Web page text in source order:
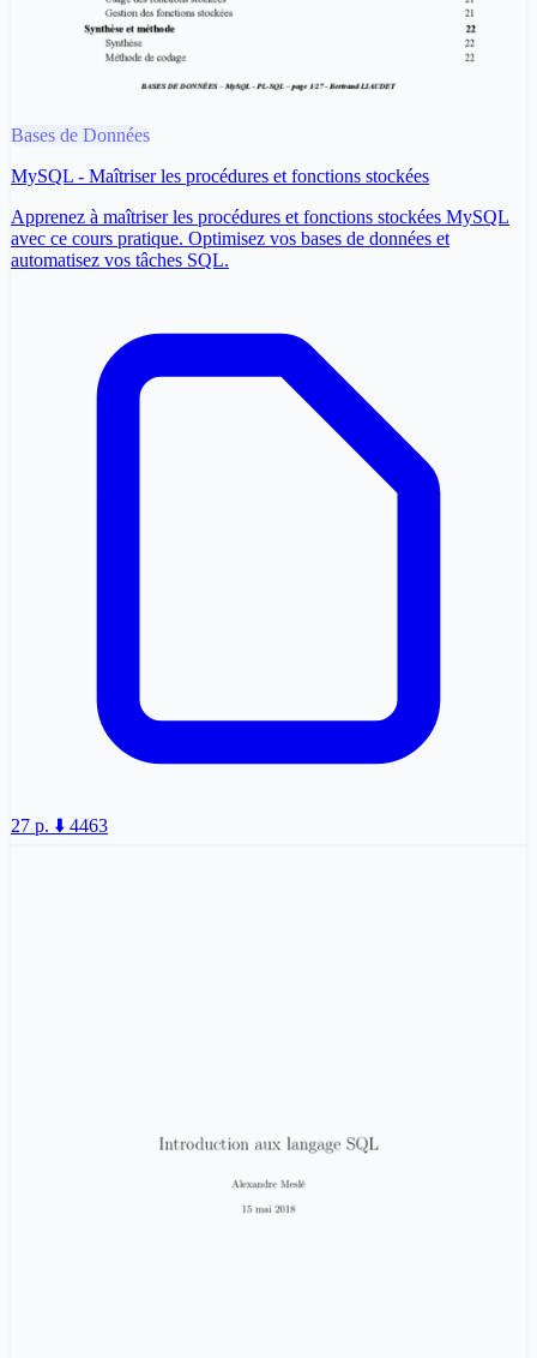
Bases de Données
MySQL - Maîtriser les procédures et fonctions stockées
Apprenez à maîtriser les procédures et fonctions stockées MySQL
avec ce cours pratique. Optimisez vos bases de données et
automatisez vos tâches SQL.
27 p. ⬇️ 4463